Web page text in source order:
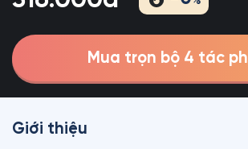
Mua trọn bộ 4 tác
Giới thiệu